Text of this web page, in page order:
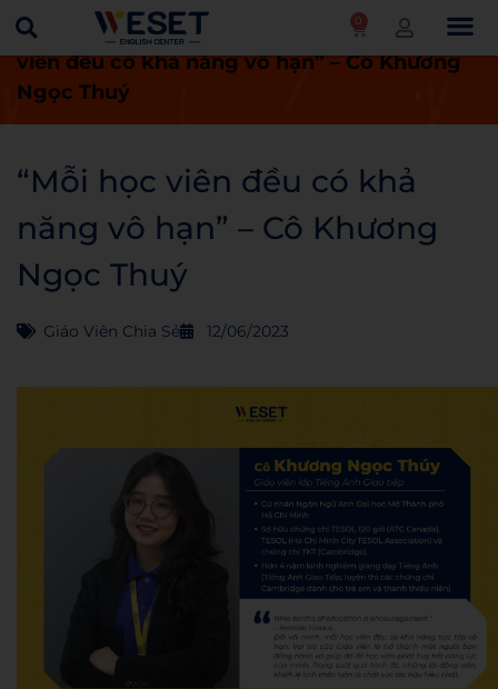
0
Trang chủ Giáo viên chia sẻ
“Mỗi học
viên đều có khả năng vô hạn” – Cô Khương
Ngọc Thuý
“Mỗi học viên đều có khả
năng vô hạn” – Cô Khương
Ngọc Thuý
Giáo Viên Chia Sẻ 12/06/2023